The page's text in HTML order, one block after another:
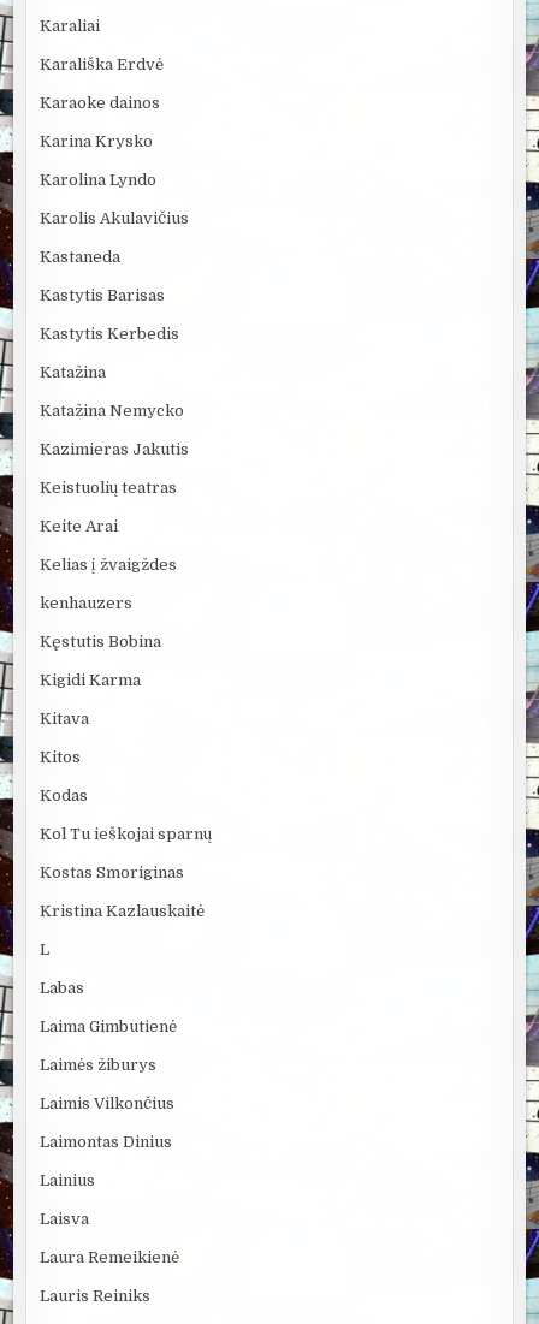
Karaliai
Karališka Erdvė
Karaoke dainos
Karina Krysko
Karolina Lyndo
Karolis Akulavičius
Kastaneda
Kastytis Barisas
Kastytis Kerbedis
Katažina
Katažina Nemycko
Kazimieras Jakutis
Keistuolių teatras
Keite Arai
Kelias į žvaigždes
kenhauzers
Kęstutis Bobina
Kigidi Karma
Kitava
Kitos
Kodas
Kol Tu ieškojai sparnų
Kostas Smoriginas
Kristina Kazlauskaitė
L
Labas
Laima Gimbutienė
Laimės žiburys
Laimis Vilkončius
Laimontas Dinius
Lainius
Laisva
Laura Remeikienė
Lauris Reiniks